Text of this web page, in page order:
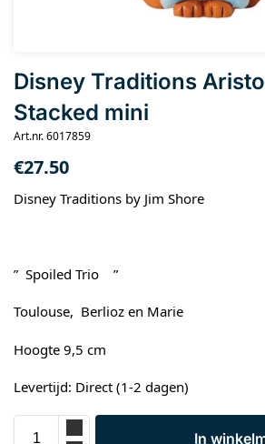
Disney Traditions
Stacked mini
Art.nr. 6017859
€27.50
Disney Traditions by Jim Shore
” Spoiled Trio ”
Toulouse, Berlioz en Marie
Hoogte 9,5 cm
Levertijd: Direct (1-2 dagen)
In